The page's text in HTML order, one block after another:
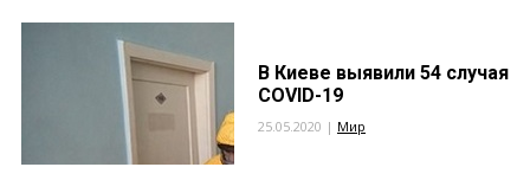
В Киеве выявили 54 случая
COVID-19
25.05.2020 | Мир